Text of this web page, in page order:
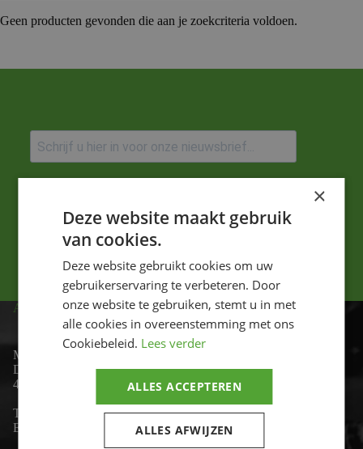
Geen producten gevonden die aan je zoekcriteria voldoen.
Versturen
ADRES
Motor-id
De Lind 17
4841 KC Prinsenbeek
Telefoon:
+31 (0)76 - 54 11 888
Email:
wim@motor-id.nl
×
Deze website maakt gebruik
van cookies.
Deze website gebruikt cookies om uw
gebruikerservaring te verbeteren. Door
onze website te gebruiken, stemt u in met
alle cookies in overeenstemming met ons
Cookiebeleid. Lees verder
ALLES ACCEPTEREN
ALLES AFWIJZEN